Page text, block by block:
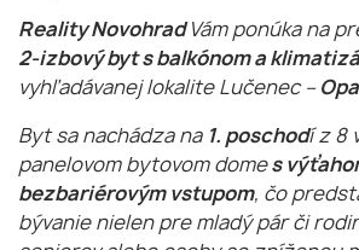
Reality NovohradVám ponúka na
2-izbový byt s balkónom a
vyhľadávanej lokalite Lučenec –
Byt sa nachádza na 1. poschodí z 8
panelovom bytovom domes
bezbariérovým vstupom, čo
bývanie nielen pre mladý pár či